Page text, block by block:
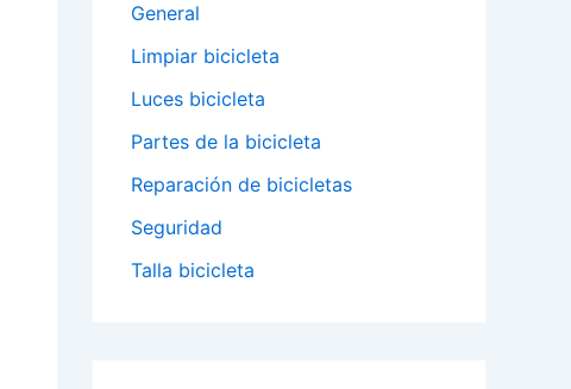
General
Limpiar bicicleta
Luces bicicleta
Partes de la bicicleta
Reparación de bicicletas
Seguridad
Talla bicicleta